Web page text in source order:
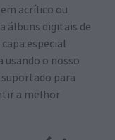
acrílico ou
álbuns digitais de
especial
o nosso
suportado para
a melhor